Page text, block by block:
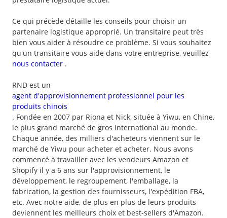
Ce qui précède détaille les conseils pour choisir un
partenaire logistique approprié. Un transitaire peut très
bien vous aider à résoudre ce problème. Si vous souhaitez
qu'un transitaire vous aide dans votre entreprise, veuillez
nous contacter .
RND est un
agent d'approvisionnement professionnel pour les
produits chinois
. Fondée en 2007 par Riona et Nick, située à Yiwu, en Chine,
le plus grand marché de gros international au monde.
Chaque année, des milliers d'acheteurs viennent sur le
marché de Yiwu pour acheter et acheter. Nous avons
commencé à travailler avec les vendeurs Amazon et
Shopify il y a 6 ans sur l'approvisionnement, le
développement, le regroupement, l'emballage, la
fabrication, la gestion des fournisseurs, l'expédition FBA,
etc. Avec notre aide, de plus en plus de leurs produits
deviennent les meilleurs choix et best-sellers d'Amazon.